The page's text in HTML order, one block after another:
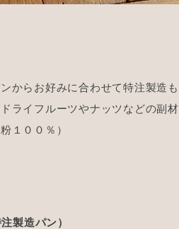
からお好みに合わせて特注製造も
ライフルーツやナッツなどの副材
１００％）
製造パン）